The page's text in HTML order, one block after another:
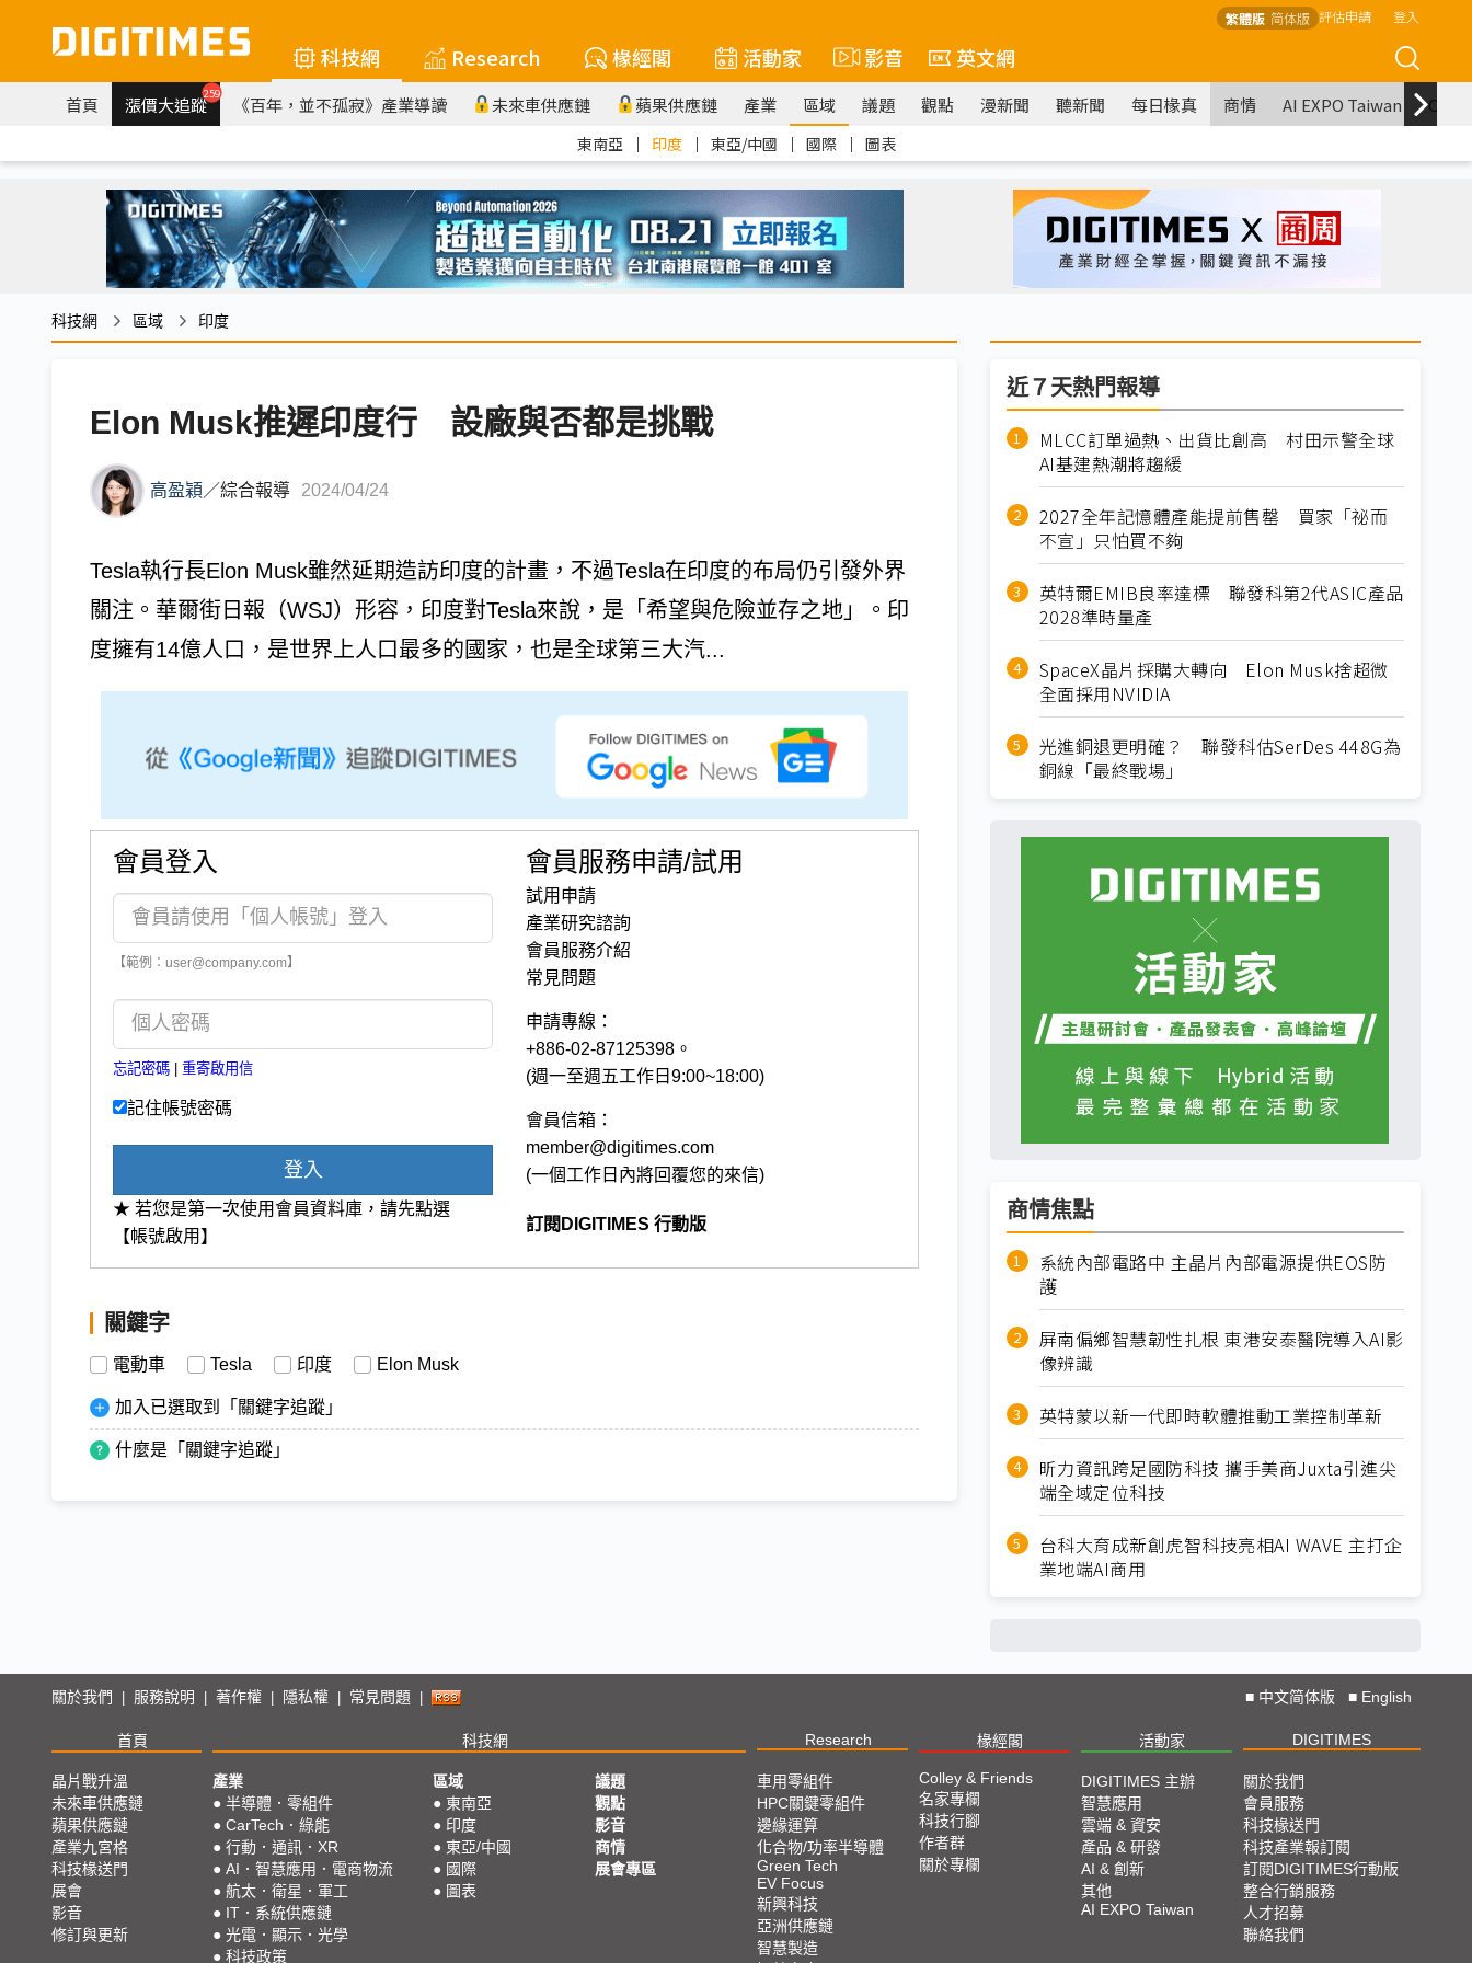
繁體版 简体版 評估申請 登入
科技網 Research 椽經閣 活動家 影音 英文網
首頁 漲價大追蹤259 《百年，並不孤寂》產業導讀 未來車供應鏈 蘋果供應鏈 產業 區域 議題 觀點 漫新聞 聽新聞 每日椽真 商情 AI EXPO Taiwan
東南亞 ｜ 印度 ｜ 東亞/中國 ｜ 國際 ｜ 圖表
科技網 區域 印度
Elon Musk推遲印度行 設廠與否都是挑戰
高盈穎 ／綜合報導 2024/04/24
Tesla執行長Elon Musk雖然延期造訪印度的計畫，不過Tesla在印度的布局仍引發外界
關注。華爾街日報（WSJ）形容，印度對Tesla來說，是「希望與危險並存之地」。印
度擁有14億人口，是世界上人口最多的國家，也是全球第三大汽...
會員登入
【範例：user@company.com】
忘記密碼 重寄啟用信
記住帳號密碼
登入
★ 若您是第一次使用會員資料庫，請先點選
【帳號啟用】
會員服務申請/試用
試用申請
產業研究諮詢
會員服務介紹
常見問題
申請專線：
+886-02-87125398。
(週一至週五工作日9:00~18:00)
會員信箱：
member@digitimes.com
(一個工作日內將回覆您的來信)
訂閱DIGITIMES 行動版
關鍵字
電動車 Tesla 印度 Elon Musk
加入已選取到「關鍵字追蹤」
什麼是「關鍵字追蹤」
近７天熱門報導
MLCC訂單過熱、出貨比創高 村田示警全球
AI基建熱潮將趨緩
2027全年記憶體產能提前售罄 買家「祕而
不宣」只怕買不夠
英特爾EMIB良率達標 聯發科第2代ASIC產品
2028準時量產
SpaceX晶片採購大轉向 Elon Musk捨超微
全面採用NVIDIA
光進銅退更明確？ 聯發科估SerDes 448G為
銅線「最終戰場」
商情焦點
系統內部電路中 主晶片內部電源提供EOS防
護
屏南偏鄉智慧韌性扎根 東港安泰醫院導入AI影
像辨識
英特蒙以新一代即時軟體推動工業控制革新
昕力資訊跨足國防科技 攜手美商Juxta引進尖
端全域定位科技
台科大育成新創虎智科技亮相AI WAVE 主打企
業地端AI商用
關於我們 服務說明 著作權 隱私權 常見問題 ■ 中文简体版 ■ English
首頁 科技網 Research 椽經閣 活動家 DIGITIMES
晶片戰升溫
未來車供應鏈
蘋果供應鏈
產業九宮格
科技椽送門
展會
影音
修訂與更新
產業
● 半導體．零組件
● CarTech．綠能
● 行動．通訊．XR
● AI．智慧應用．電商物流
● 航太．衛星．軍工
● IT．系統供應鏈
● 光電．顯示．光學
● 科技政策
區域
● 東南亞
● 印度
● 東亞/中國
● 國際
● 圖表
議題
觀點
影音
商情
展會專區
車用零組件
HPC關鍵零組件
邊緣運算
化合物/功率半導體
Green Tech
EV Focus
新興科技
亞洲供應鏈
智慧製造
Colley & Friends
名家專欄
科技行腳
作者群
關於專欄
DIGITIMES 主辦
智慧應用
雲端 & 資安
產品 & 研發
AI & 創新
其他
AI EXPO Taiwan
關於我們
會員服務
科技椽送門
科技產業報訂閱
訂閱DIGITIMES行動版
整合行銷服務
人才招募
聯絡我們